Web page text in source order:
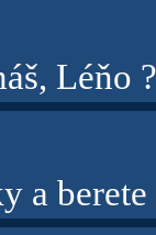
Léňo
a